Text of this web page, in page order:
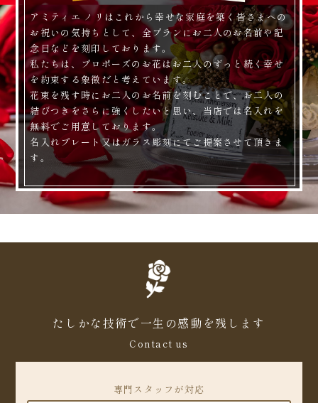
アミティエ ノリはこれから幸せな家庭を築く皆さまへの
お祝いの気持ちとして、全プランにお二人のお名前や記
念日などを刻印しております。
私たちは、プロポーズのお花はお二人のずっと続く幸せ
を約束する象徴だと考えています。
花束を残す時にお二人のお名前を刻むことで、お二人の
結びつきをさらに強くしたいと思い、当店では名入れを
無料でご用意しております。
名入れプレート又はガラス彫刻にてご提案させて頂きま
す。
たしかな技術で一生の感動を残します
Contact us
専門スタッフが対応